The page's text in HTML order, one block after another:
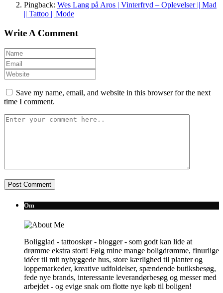
Pingback: Wes Lang på Aros | Vinterfryd – Oplevelser || Mad
|| Tattoo || Mode
Write A Comment
Save my name, email, and website in this browser for the next
time I comment.
Om
Boligglad - tattooskør - blogger - som godt kan lide at
drømme ekstra stort! Følg mine mange boligdrømme, finurlige
idéer til mit nybyggede hus, store kærlighed til planter og
loppemarkeder, kreative udfoldelser, spændende butiksbesøg,
fede nye brands, interessante leverandørbesøg og messer med
arbejdet - og evige snak om flotte nye køb til boligen!